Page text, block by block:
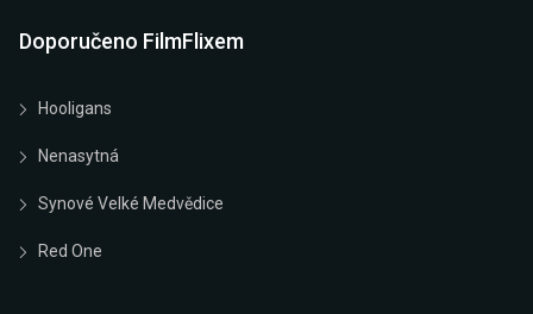
Doporučeno FilmFlixem
Hooligans
Nenasytná
Synové Velké Medvědice
Red One